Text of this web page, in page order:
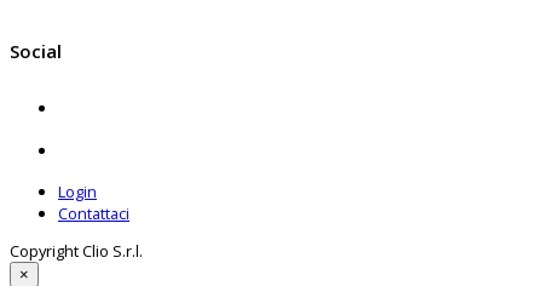
Social
Login
Contattaci
Copyright Clio S.r.l.
×